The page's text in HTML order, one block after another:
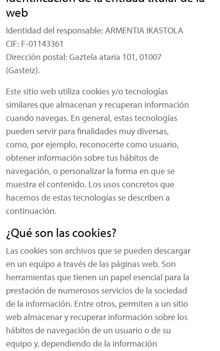
web
Identidad del responsable: ARMENTIA IKASTOLA
CIF: F-01143361
Dirección postal: Gaztela ataria 101, 01007
(Gasteiz).
Este sitio web utiliza cookies y/o tecnologías
similares que almacenan y recuperan información
cuando navegas. En general, estas tecnologías
pueden servir para finalidades muy diversas,
como, por ejemplo, reconocerte como usuario,
obtener información sobre tus hábitos de
navegación, o personalizar la forma en que se
muestra el contenido. Los usos concretos que
hacemos de estas tecnologías se describen a
continuación.
¿Qué son las cookies?
Las cookies son archivos que se pueden descargar
en un equipo a través de las páginas web. Son
herramientas que tienen un papel esencial para la
prestación de numerosos servicios de la sociedad
de la información. Entre otros, permiten a un sitio
web almacenar y recuperar información sobre los
hábitos de navegación de un usuario o de su
equipo y, dependiendo de la información